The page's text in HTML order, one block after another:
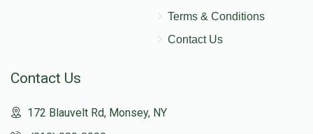
Terms & Conditions
Contact Us
Contact Us
172 Blauvelt Rd, Monsey, NY